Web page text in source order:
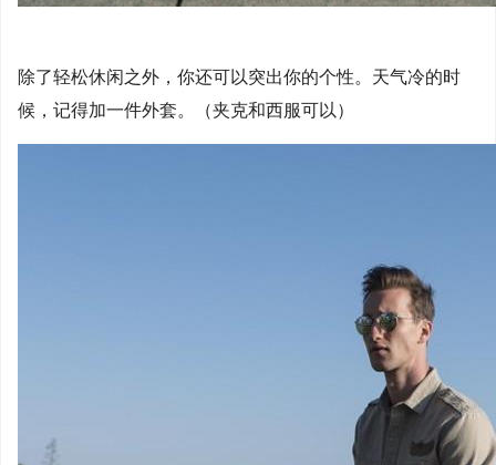
除了轻松休闲之外，你还可以突出你的个性。天气冷的时
候，记得加一件外套。（夹克和西服可以）